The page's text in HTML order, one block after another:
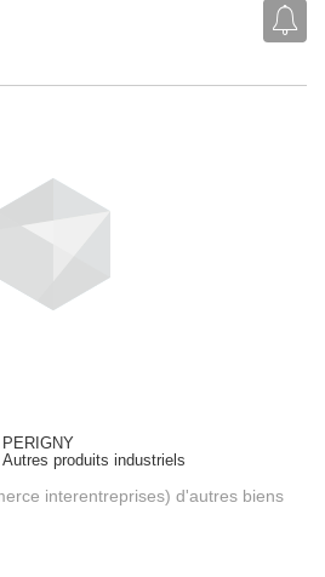
produits industriels
interentreprises) d'autres biens